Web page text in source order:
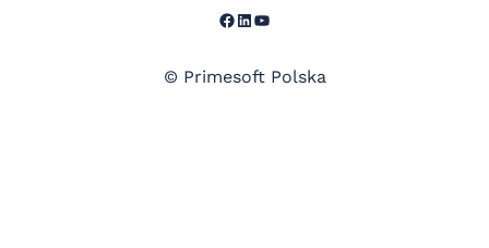
Facebook
LinkedIn
YouTube
© Primesoft Polska